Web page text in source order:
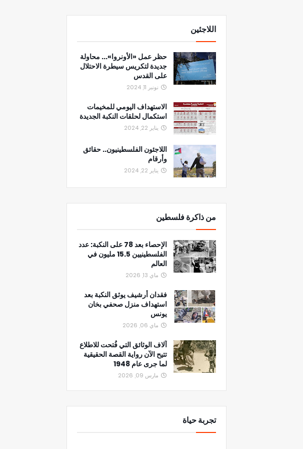
اللاجئين
حظر عمل «الأونروا»... محاولة
جديدة لتكريس سيطرة الاحتلال
على القدس
نونبر 11, 2024
الاستهداف اليومي للمخيمات
استكمال لحلقات النكبة الجديدة
يناير 22, 2024
اللاجئون الفلسطينيون.. حقائق
وأرقام
يناير 22, 2024
من ذاكرة فلسطين
الإحصاء بعد 78 على النكبة: عدد
الفلسطينيين 15.5 مليون في
العالم
ماي 13, 2026
فقدان أرشيف يوثق النكبة بعد
استهداف منزل صحفي بخان
يونس
ماي 06, 2026
آلاف الوثائق التي فُتحت للاطلاع
تتيح الآن رواية القصة الحقيقية
لما جرى عام 1948
مارس 09, 2026
تجربة حياة